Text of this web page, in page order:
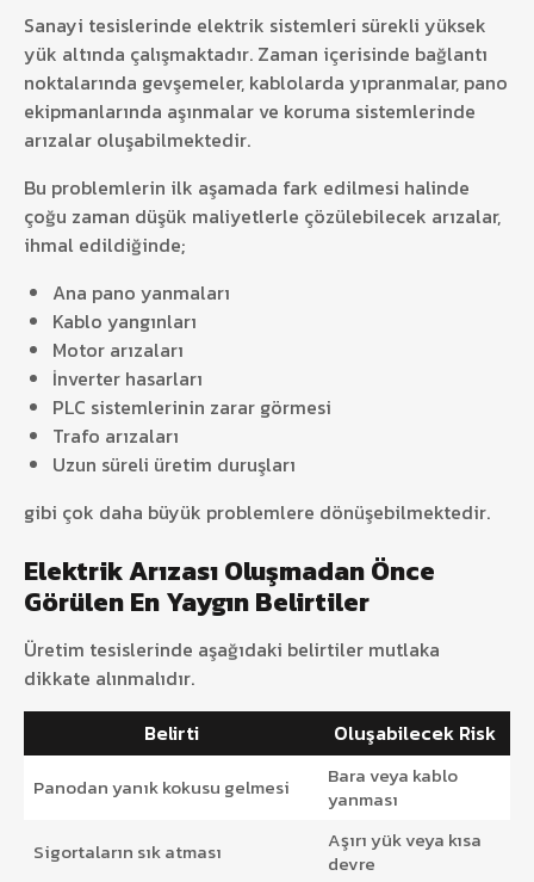
Sanayi tesislerinde elektrik sistemleri sürekli yüksek
yük altında çalışmaktadır. Zaman içerisinde bağlantı
noktalarında gevşemeler, kablolarda yıpranmalar, pano
ekipmanlarında aşınmalar ve koruma sistemlerinde
arızalar oluşabilmektedir.
Bu problemlerin ilk aşamada fark edilmesi halinde
çoğu zaman düşük maliyetlerle çözülebilecek arızalar,
ihmal edildiğinde;
Ana pano yanmaları
Kablo yangınları
Motor arızaları
İnverter hasarları
PLC sistemlerinin zarar görmesi
Trafo arızaları
Uzun süreli üretim duruşları
gibi çok daha büyük problemlere dönüşebilmektedir.
Elektrik Arızası Oluşmadan Önce
Görülen En Yaygın Belirtiler
Üretim tesislerinde aşağıdaki belirtiler mutlaka
dikkate alınmalıdır.
Belirti
Oluşabilecek Risk
Panodan yanık kokusu gelmesi
Bara veya kablo
yanması
Sigortaların sık atması
Aşırı yük veya kısa
devre